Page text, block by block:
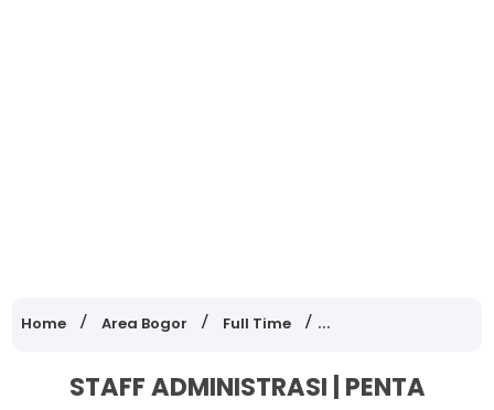
Home Area Bogor Full Time Lowongan Kerja
STAFF ADMINISTRASI | PENTA